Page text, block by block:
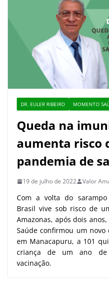
DR. EULER RIBEIRO MOMENTO
Queda na
aumenta risco
pandemia de
19 de julho de 2022 Valor
Com a volta do
Brasil vive sob risco de
Amazonas, após dois
Saúde confirmou um
em Manacapuru, a 101
criança de um ano
vacinação.